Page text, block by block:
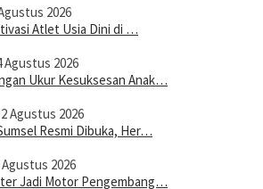
2026
Atlet Usia Dini di …
Agustus 2026
Ukur Kesuksesan Anak…
Agustus 2026
Resmi Dibuka, Her…
2026
Jadi Motor Pengembang…